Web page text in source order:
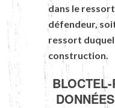
dans le
défendeur,
ressort duquel
construction.